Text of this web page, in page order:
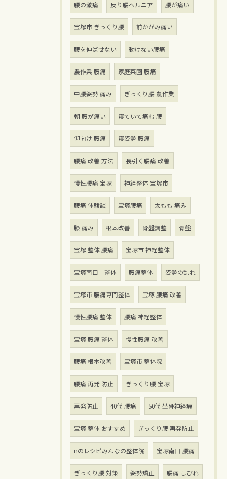
腰の激痛 反り腰ヘルニア 腰が痛い
宝塚市 ぎっくり腰 前かがみ痛い
腰を伸ばせない 動けない腰痛
農作業 腰痛 家庭菜園 腰痛
中腰姿勢 痛み ぎっくり腰 農作業
朝 腰が痛い 寝ていて痛む 腰
仰向け 腰痛 寝姿勢 腰痛
腰痛 改善 方法 長引く腰痛 改善
慢性腰痛 宝塚 神経整体 宝塚市
腰痛 体験談 宝塚腰痛 太もも 痛み
膝 痛み 根本改善 骨盤調整 骨盤
宝塚 整体 腰痛 宝塚市 神経整体
宝塚南口 整体 腰痛整体 姿勢の乱れ
宝塚市 腰痛専門整体 宝塚 腰痛 改善
慢性腰痛 整体 腰痛 神経整体
宝塚 腰痛 整体 慢性腰痛 改善
腰痛 根本改善 宝塚市 整体院
腰痛 再発 防止 ぎっくり腰 宝塚
再発防止 40代 腰痛 50代 坐骨神経痛
宝塚 整体 おすすめ ぎっくり腰 再発防止
nのレシピみんなの整体院 宝塚南口 腰痛
ぎっくり腰 対策 姿勢矯正 腰痛 しびれ